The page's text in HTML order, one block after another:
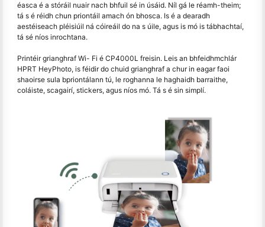
éasca é a stóráil nuair nach bhfuil sé in úsáid. Níl gá le réamh-theim;
tá s é réidh chun priontáil amach ón bhosca. Is é a dearadh
aestéiseach pléisiúil ná cóireáil do na s úile, agus is mó is tábhachtaí,
tá sé níos inrochtana.
Printéir grianghraf Wi- Fi é CP4000L freisin. Leis an bhfeidhmchlár
HPRT HeyPhoto, is féidir do chuid grianghraf a chur in eagar faoi
shaoirse sula bpriontálann tú, le roghanna le haghaidh barraithe,
coláiste, scagairí, stickers, agus níos mó. Tá s é sin simplí.